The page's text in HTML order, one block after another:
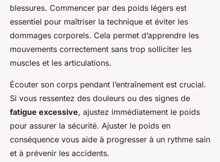
blessures. Commencer par des poids légers est
essentiel pour maîtriser la technique et éviter les
dommages corporels. Cela permet d’apprendre les
mouvements correctement sans trop solliciter les
muscles et les articulations.
Écouter son corps pendant l’entraînement est crucial.
Si vous ressentez des douleurs ou des signes de
fatigue excessive, ajustez immédiatement le poids
pour assurer la sécurité. Ajuster le poids en
conséquence vous aide à progresser à un rythme sain
et à prévenir les accidents.